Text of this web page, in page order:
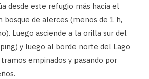
desde este refugio más hacia el
bosque de alerces (menos de 1 h,
Luego asciende a la orilla sur del
y luego al borde norte del Lago
empinados y pasando por